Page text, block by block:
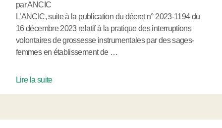
par ANCIC
L’ANCIC, suite à la publication du décret n° 2023-1194 du
16 décembre 2023 relatif à la pratique des interruptions
volontaires de grossesse instrumentales par des sages-
femmes en établissement de …
Lire la suite